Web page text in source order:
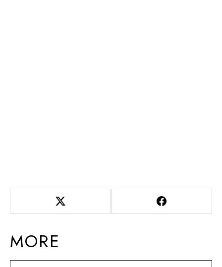
MORE